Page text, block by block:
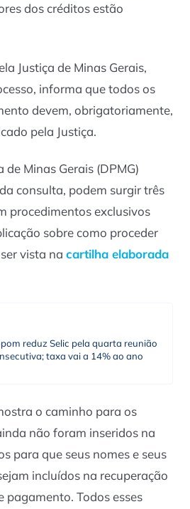
dos créditos estão
Justiça de Minas Gerais,
informa que todos os
devem, obrigatoriamente,
pela Justiça.
Minas Gerais (DPMG)
consulta, podem surgir três
procedimentos exclusivos
sobre como proceder
vista na cartilha elaborada
reduz Selic pela quarta reunião
taxa vai a 14% ao ano
o caminho para os
não foram inseridos na
para que seus nomes e seus
incluídos na recuperação
pagamento. Todos esses